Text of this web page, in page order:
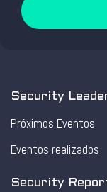
Security
Próximos Eventos
Eventos realizados
Security